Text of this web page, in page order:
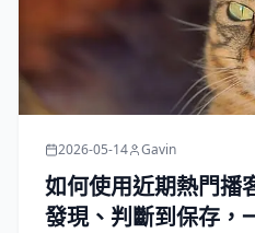
2026-05-14 Gavin
如何使用近期熱門播
發現、判斷到保存，